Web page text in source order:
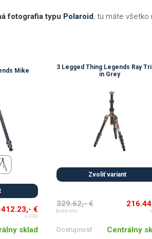
fotografia typu Polaroid, tu máte všetko
Mike
412.23,- €
s DPH
sklad
3 Legged Thing Legends Ray
in Grey
Zvoliť variant
329.62,- €
bežná cena
Dostupnosť Centrálny